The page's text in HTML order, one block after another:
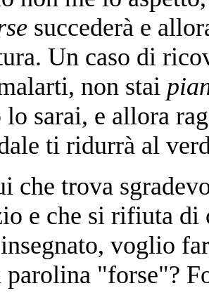
succederà e
Un caso di
non stai
sarai, e allora
ti ridurrà al
che trova
e che si rifiuta di
voglio
parolina "forse"?